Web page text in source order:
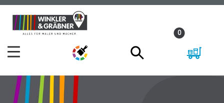
Zum
Inhalt
Zum
Navigationsmenü
0